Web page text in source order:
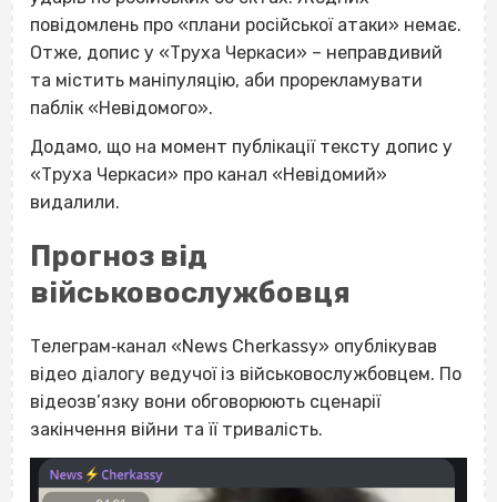
повідомлень про «плани російської атаки» немає.
Отже, допис у «Труха Черкаси» – неправдивий
та містить маніпуляцію, аби прорекламувати
паблік «Невідомого».
Додамо, що на момент публікації тексту допис у
«Труха Черкаси» про канал «Невідомий»
видалили.
Прогноз від
військовослужбовця
Телеграм‐канал «News Cherkassy» опублікував
відео діалогу ведучої із військовослужбовцем. По
відеозв’язку вони обговорюють сценарії
закінчення війни та її тривалість.